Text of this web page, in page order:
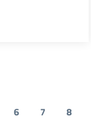
6 7 8